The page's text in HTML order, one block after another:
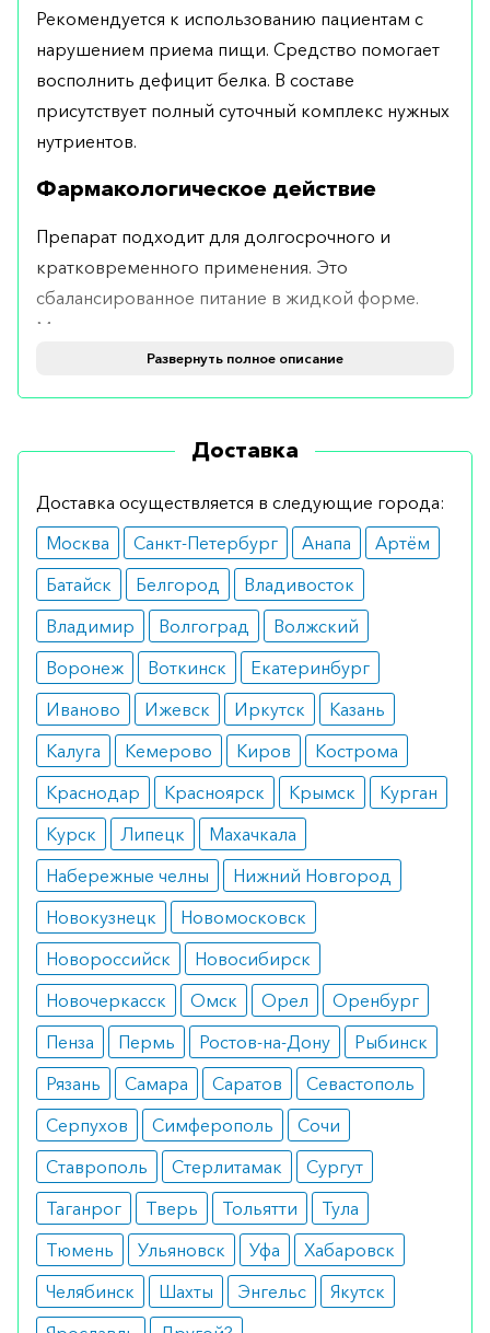
Рекомендуется к использованию пациентам с
нарушением приема пищи. Средство помогает
восполнить дефицит белка. В составе
присутствует полный суточный комплекс нужных
нутриентов.
Фармакологическое действие
Препарат подходит для долгосрочного и
кратковременного применения. Это
сбалансированное питание в жидкой форме.
Может выступать в качестве единственного
источника питательных веществ. Содержит в
белки, жиры, углеводы, витамины,
Показания
Рекомендуется при невозможности есть
нормальную пищу. Препарат используется по
показаниям врача. Обычно Изосурс назначается в
послеоперационный период, при проведении
химиотерапии, политравмах, значительном
снижении массы тела, повышенной физической
нагрузке, анемии, а также при невозможности
самостоятельного питания.
Противопоказания
Препарат практически не имеет
противопоказаний. Единственное ограничение –
наличие индивидуальной непереносимости
веществ, входящих в состав лечебного питания.
Побочные эффекты
Как правило, препарат не вызывает побочных
эффектов. По этой причине лечебное питание
назначают даже детям, начиная с 3 лет. Только в
редких случаях вероятно появление
аллергической реакции, которая
сопровождается кожными зудящими
высыпаниями.
Режим дозирования
Развернуть полное описание
Доставка
Доставка осуществляется в следующие города:
Москва
Санкт-Петербург Анапа
Артём
Батайск
Белгород
Владивосток
Владимир
Волгоград
Волжский
Воронеж
Воткинск
Екатеринбург
Иваново
Ижевск Иркутск
Казань
Калуга
Кемерово Киров
Кострома
Краснодар
Красноярск Крымск
Курган
Курск
Липецк
Махачкала
Набережные челны
Нижний Новгород
Новокузнецк
Новомосковск
Новороссийск
Новосибирск
Новочеркасск
Омск Орел
Оренбург
Пенза
Пермь Ростов-на-Дону
Рыбинск
Рязань
Самара Саратов
Севастополь
Серпухов
Симферополь
Сочи
Ставрополь
Стерлитамак
Сургут
Таганрог
Тверь Тольятти
Тула
Тюмень
Ульяновск Уфа
Хабаровск
Челябинск
Шахты Энгельс
Якутск